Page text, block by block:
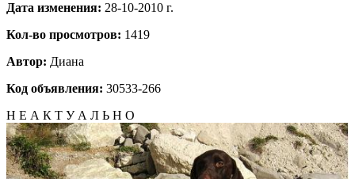
Дата изменения: 28-10-2010 г.
Кол-во просмотров: 1419
Автор: Диана
Код объявления: 30533-266
Н Е А К Т У А Л Ь Н О